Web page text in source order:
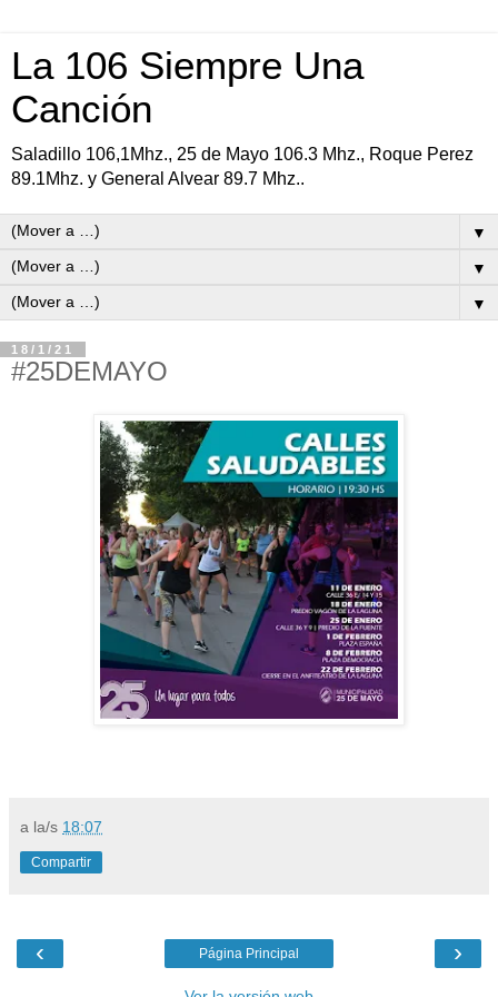
La 106 Siempre Una
Canción
Saladillo 106,1Mhz., 25 de Mayo 106.3 Mhz., Roque Perez
89.1Mhz. y General Alvear 89.7 Mhz..
▼
▼
▼
18/1/21
#25DEMAYO
a la/s 18:07
Compartir
‹ ›
Página Principal